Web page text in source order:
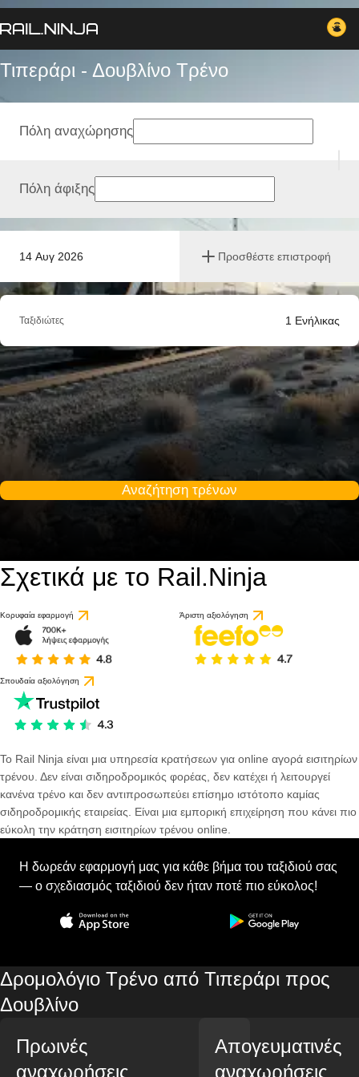
Τιπεράρι - Δουβλίνο Tρένο
14 Αυγ 2026 Προσθέστε επιστροφή
Πόλη αναχώρησης
Πόλη άφιξης
Ταξιδιώτες 1 Ενήλικας
Αναζήτηση τρένων
Σχετικά με το Rail.Ninja
Κορυφαία εφαρμογή Άριστη αξιολόγηση
Σπουδαία αξιολόγηση
Το Rail Ninja είναι μια υπηρεσία κρατήσεων για online αγορά εισιτηρίων
τρένου. Δεν είναι σιδηροδρομικός φορέας, δεν κατέχει ή λειτουργεί
κανένα τρένο και δεν αντιπροσωπεύει επίσημο ιστότοπο καμίας
σιδηροδρομικής εταιρείας. Είναι μια εμπορική επιχείρηση που κάνει πιο
εύκολη την κράτηση εισιτηρίων τρένου online.
Η δωρεάν εφαρμογή μας για κάθε βήμα του ταξιδιού σας
— ο σχεδιασμός ταξιδιού δεν ήταν ποτέ πιο εύκολος!
Δρομολόγιο Τρένο από Τιπεράρι προς
Δουβλίνο
Πρωινές
αναχωρήσεις
Απογευματινές
αναχωρήσεις